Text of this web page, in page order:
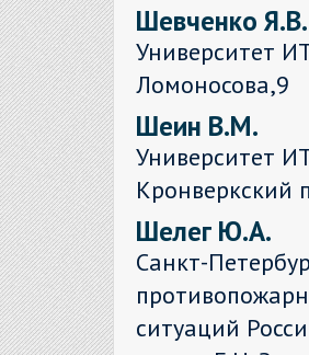
Шевченко Я.В.
Университет
Ломоносова,9
Шеин В.М.
Университет
Кронверкский
Шелег Ю.А.
Санкт-
ситуаций